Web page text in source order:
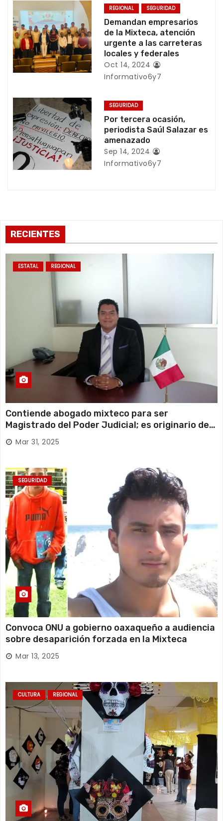
n
d
e
e
t
r
a
d
REGIONAL SEGURIDAD
Demandan empresarios
de la Mixteca, atención
urgente a las carreteras
locales y federales
Oct 14, 2024
Informativo6y7
SEGURIDAD
Por tercera ocasión,
periodista Saúl Salazar es
amenazado
Sep 14, 2024
Informativo6y7
RECIENTES
ESTATAL REGIONAL
Contiende abogado mixteco para ser
Magistrado del Poder Judicial; es originario de
Huajuapan de León
Mar 31, 2025
SEGURIDAD
Convoca ONU a gobierno oaxaqueño a audiencia
sobre desaparición forzada en la Mixteca
Mar 13, 2025
CULTURA REGIONAL